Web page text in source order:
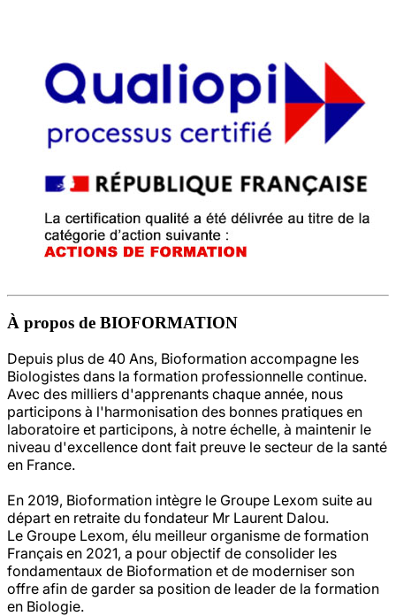
À propos de BIOFORMATION
Depuis plus de 40 Ans, Bioformation accompagne les
Biologistes dans la formation professionnelle continue.
Avec des milliers d'apprenants chaque année, nous
participons à l'harmonisation des bonnes pratiques en
laboratoire et participons, à notre échelle, à maintenir le
niveau d'excellence dont fait preuve le secteur de la santé
en France.
En 2019, Bioformation intègre le Groupe Lexom suite au
départ en retraite du fondateur Mr Laurent Dalou.
Le Groupe Lexom, élu meilleur organisme de formation
Français en 2021, a pour objectif de consolider les
fondamentaux de Bioformation et de moderniser son
offre afin de garder sa position de leader de la formation
en Biologie.